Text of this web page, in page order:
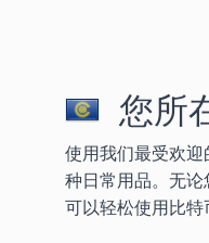
您所
使用我们最受欢
种日常用品。无
可以轻松使用比特